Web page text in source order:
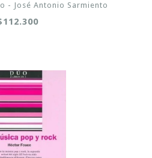
- José Antonio Sarmiento